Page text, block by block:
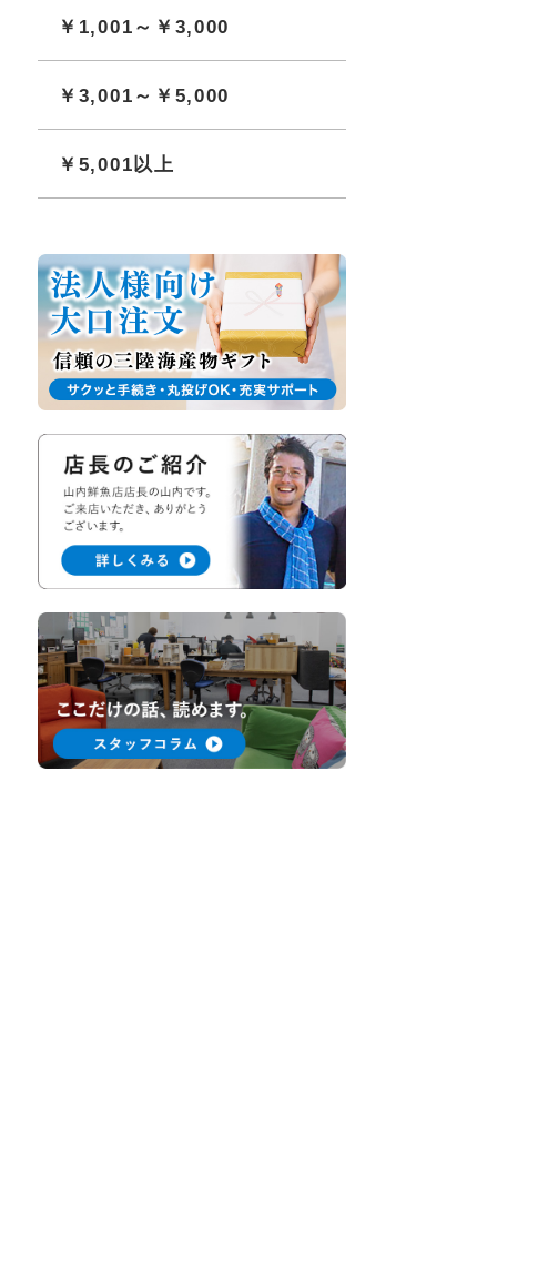
￥1,001～￥3,000
￥3,001～￥5,000
￥5,001以上